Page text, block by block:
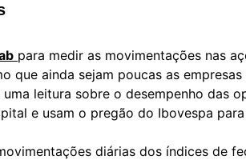
para medir as movimentações nas
que ainda sejam poucas as
leitura sobre o desempenho das
e usam o pregão do Ibovespa
diárias dos índices de